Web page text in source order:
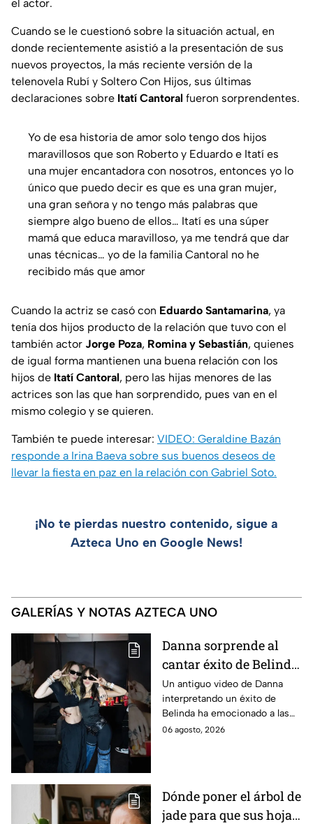
el actor.
Cuando se le cuestionó sobre la situación actual, en
donde recientemente asistió a la presentación de sus
nuevos proyectos, la más reciente versión de la
telenovela Rubí y Soltero Con Hijos, sus últimas
declaraciones sobre Itatí Cantoral fueron sorprendentes.
Yo de esa historia de amor solo tengo dos hijos
maravillosos que son Roberto y Eduardo e Itatí es
una mujer encantadora con nosotros, entonces yo lo
único que puedo decir es que es una gran mujer,
una gran señora y no tengo más palabras que
siempre algo bueno de ellos… Itatí es una súper
mamá que educa maravilloso, ya me tendrá que dar
unas técnicas… yo de la familia Cantoral no he
recibido más que amor
Cuando la actriz se casó con Eduardo Santamarina, ya
tenía dos hijos producto de la relación que tuvo con el
también actor Jorge Poza, Romina y Sebastián, quienes
de igual forma mantienen una buena relación con los
hijos de Itatí Cantoral, pero las hijas menores de las
actrices son las que han sorprendido, pues van en el
mismo colegio y se quieren.
También te puede interesar: VIDEO: Geraldine Bazán
responde a Irina Baeva sobre sus buenos deseos de
llevar la fiesta en paz en la relación con Gabriel Soto.
¡No te pierdas nuestro contenido, sigue a
Azteca Uno en Google News!
GALERÍAS Y NOTAS AZTECA UNO
Danna sorprende al
cantar éxito de Belinda
en un video inédito y
ella no tarda en
reaccionar
Un antiguo video de Danna
interpretando un éxito de
Belinda ha emocionado a las
seguidores de ambas artistas.
06 agosto, 2026
Dónde poner el árbol de
jade para que sus hojas